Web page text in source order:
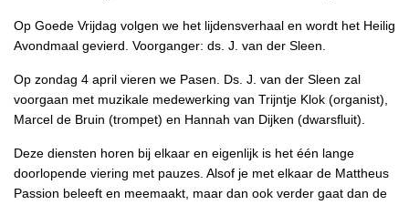
Op Goede Vrijdag volgen we het lijdensverhaal en wordt het Heilig
Avondmaal gevierd. Voorganger: ds. J. van der Sleen.
Op zondag 4 april vieren we Pasen. Ds. J. van der Sleen zal
voorgaan met muzikale medewerking van Trijntje Klok (organist),
Marcel de Bruin (trompet) en Hannah van Dijken (dwarsfluit).
Deze diensten horen bij elkaar en eigenlijk is het één lange
doorlopende viering met pauzes. Alsof je met elkaar de Mattheus
Passion beleeft en meemaakt, maar dan ook verder gaat dan de